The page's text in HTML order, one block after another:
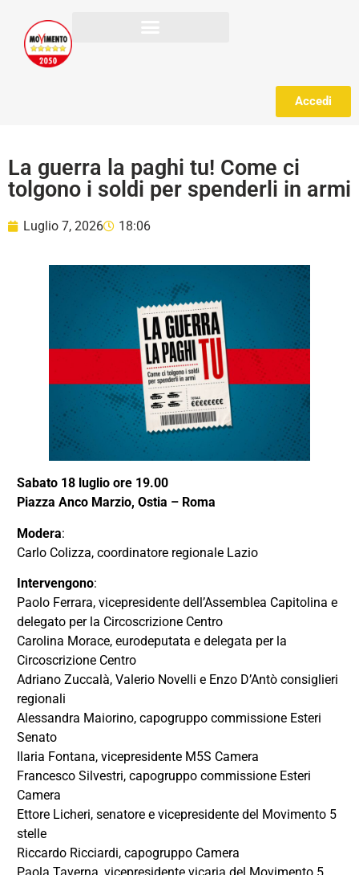
Accedi
La guerra la paghi tu! Come ci
tolgono i soldi per spenderli in armi
Luglio 7, 2026 18:06
Sabato 18 luglio ore 19.00
Piazza Anco Marzio, Ostia – Roma
Modera:
Carlo Colizza, coordinatore regionale Lazio
Intervengono:
Paolo Ferrara, vicepresidente dell’Assemblea Capitolina e
delegato per la Circoscrizione Centro
Carolina Morace, eurodeputata e delegata per la
Circoscrizione Centro
Adriano Zuccalà, Valerio Novelli e Enzo D’Antò consiglieri
regionali
Alessandra Maiorino, capogruppo commissione Esteri
Senato
Ilaria Fontana, vicepresidente M5S Camera
Francesco Silvestri, capogruppo commissione Esteri
Camera
Ettore Licheri, senatore e vicepresidente del Movimento 5
stelle
Riccardo Ricciardi, capogruppo Camera